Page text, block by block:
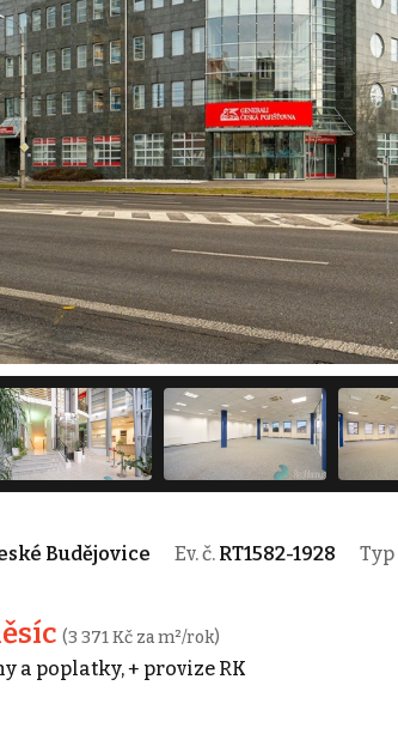
Budějovice Ev. č. RT1582-1928 Typ
(3 371 Kč za m²/rok)
a poplatky, + provize RK